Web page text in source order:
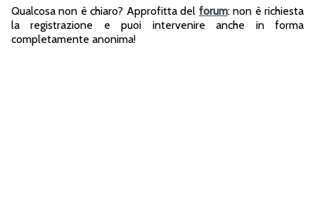
Qualcosa non è chiaro? Approfitta del forum: non è richiesta
la registrazione e puoi intervenire anche in forma
completamente anonima!